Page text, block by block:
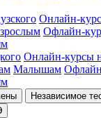
Онлайн-
Офлайн-
Онлайн-курсы
Малышам
Независимое